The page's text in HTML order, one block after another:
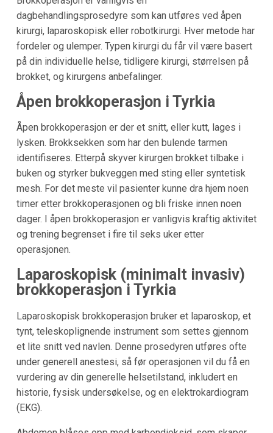
dagbehandlingsprosedyre som kan utføres ved åpen
kirurgi, laparoskopisk eller robotkirurgi. Hver metode har
fordeler og ulemper. Typen kirurgi du får vil være basert
på din individuelle helse, tidligere kirurgi, størrelsen på
brokket, og kirurgens anbefalinger.
Åpen brokkoperasjon i Tyrkia
Åpen brokkoperasjon er der et snitt, eller kutt, lages i
lysken. Brokksekken som har den bulende tarmen
identifiseres. Etterpå skyver kirurgen brokket tilbake i
buken og styrker bukveggen med sting eller syntetisk
mesh. For det meste vil pasienter kunne dra hjem noen
timer etter brokkoperasjonen og bli friske innen noen
dager. I åpen brokkoperasjon er vanligvis kraftig aktivitet
og trening begrenset i fire til seks uker etter
operasjonen.
Laparoskopisk (minimalt invasiv)
brokkoperasjon i Tyrkia
Laparoskopisk brokkoperasjon bruker et laparoskop, et
tynt, teleskoplignende instrument som settes gjennom
et lite snitt ved navlen. Denne prosedyren utføres ofte
under generell anestesi, så før operasjonen vil du få en
vurdering av din generelle helsetilstand, inkludert en
historie, fysisk undersøkelse, og en elektrokardiogram
(EKG).